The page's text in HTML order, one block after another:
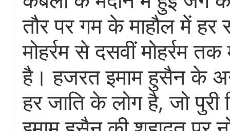
तौर पर गम के माहौल में हर
मोहर्रम से दसवीं मोहर्रम तक
है। हजरत इमाम हुसैन के
हर जाति के लोग है, जो पुरी